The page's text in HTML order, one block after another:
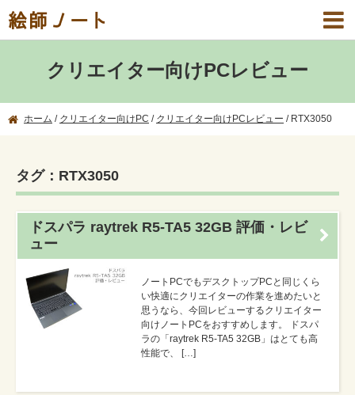
絵師ノート
クリエイター向けPCレビュー
ホーム / クリエイター向けPC / クリエイター向けPCレビュー / RTX3050
タグ：RTX3050
ドスパラ raytrek R5-TA5 32GB 評価・レビ
ュー
ノートPCでもデスクトップPCと同じくら
い快適にクリエイターの作業を進めたいと
思うなら、今回レビューするクリエイター
向けノートPCをおすすめします。 ドスパ
ラの「raytrek R5-TA5 32GB」はとても高
性能で、 […]